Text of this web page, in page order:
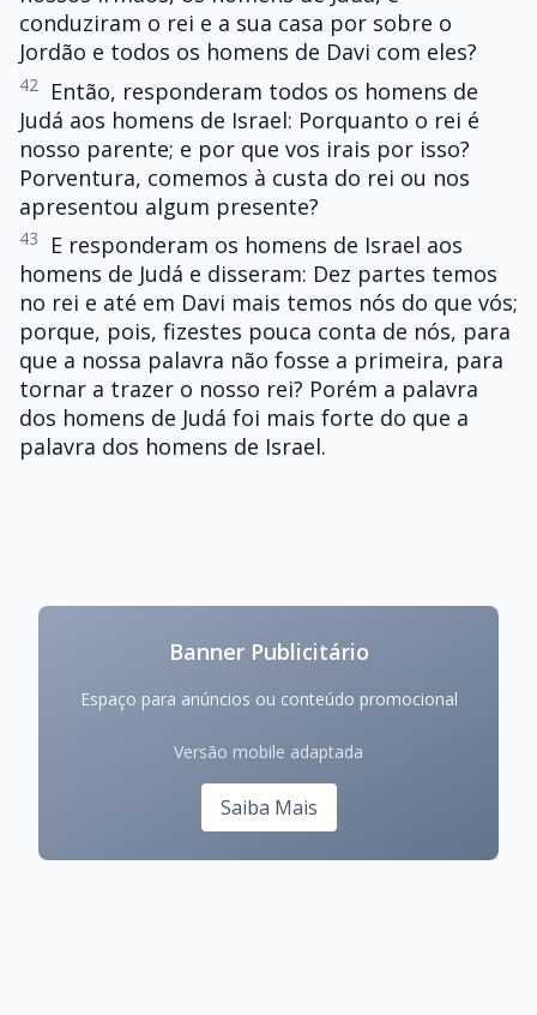
conduziram o rei e a sua casa por sobre o
Jordão e todos os homens de Davi com eles?
42
Então, responderam todos os homens de
Judá aos homens de Israel: Porquanto o rei é
nosso parente; e por que vos irais por isso?
Porventura, comemos à custa do rei ou nos
apresentou algum presente?
43
E responderam os homens de Israel aos
homens de Judá e disseram: Dez partes temos
no rei e até em Davi mais temos nós do que vós;
porque, pois, fizestes pouca conta de nós, para
que a nossa palavra não fosse a primeira, para
tornar a trazer o nosso rei? Porém a palavra
dos homens de Judá foi mais forte do que a
palavra dos homens de Israel.
Banner Publicitário
Espaço para anúncios ou conteúdo promocional
Versão mobile adaptada
Saiba Mais